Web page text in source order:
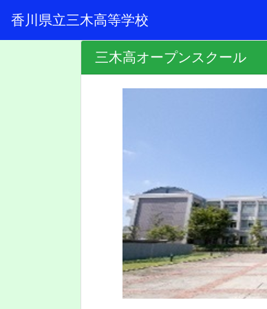
香川県立三木高等学校
三木高オープンスクール